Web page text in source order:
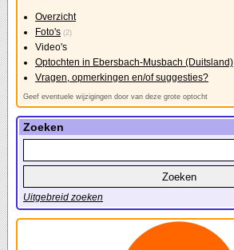
Overzicht
Foto's (2)
Video's
Optochten in Ebersbach-Musbach (Duitsland)
Vragen, opmerkingen en/of suggesties?
Geef eventuele wijzigingen door van deze grote optocht
Zoeken
Uitgebreid zoeken